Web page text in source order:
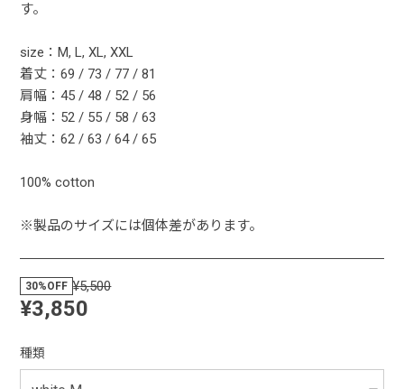
す。
size：M, L, XL, XXL
着丈：69 / 73 / 77 / 81
肩幅：45 / 48 / 52 / 56
身幅：52 / 55 / 58 / 63
袖丈：62 / 63 / 64 / 65
100% cotton
※製品のサイズには個体差があります。
¥5,500
30%OFF
¥3,850
種類